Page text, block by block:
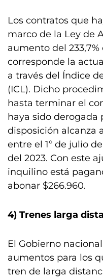
Los contratos que
marco de la Ley de
aumento del
corresponde la
a través del Índice
(ICL). Dicho
hasta terminar el
haya sido derogada
disposición alcanza
entre el 1º de julio
del 2023. Con este
inquilino está
abonar $266.960.
4) Trenes larga
El Gobierno
aumentos para los
tren de larga